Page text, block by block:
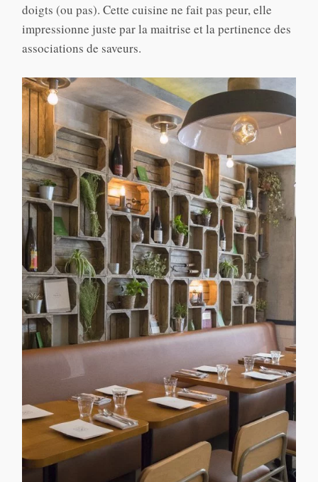
doigts (ou pas). Cette cuisine ne fait pas peur, elle
impressionne juste par la maitrise et la pertinence des
associations de saveurs.